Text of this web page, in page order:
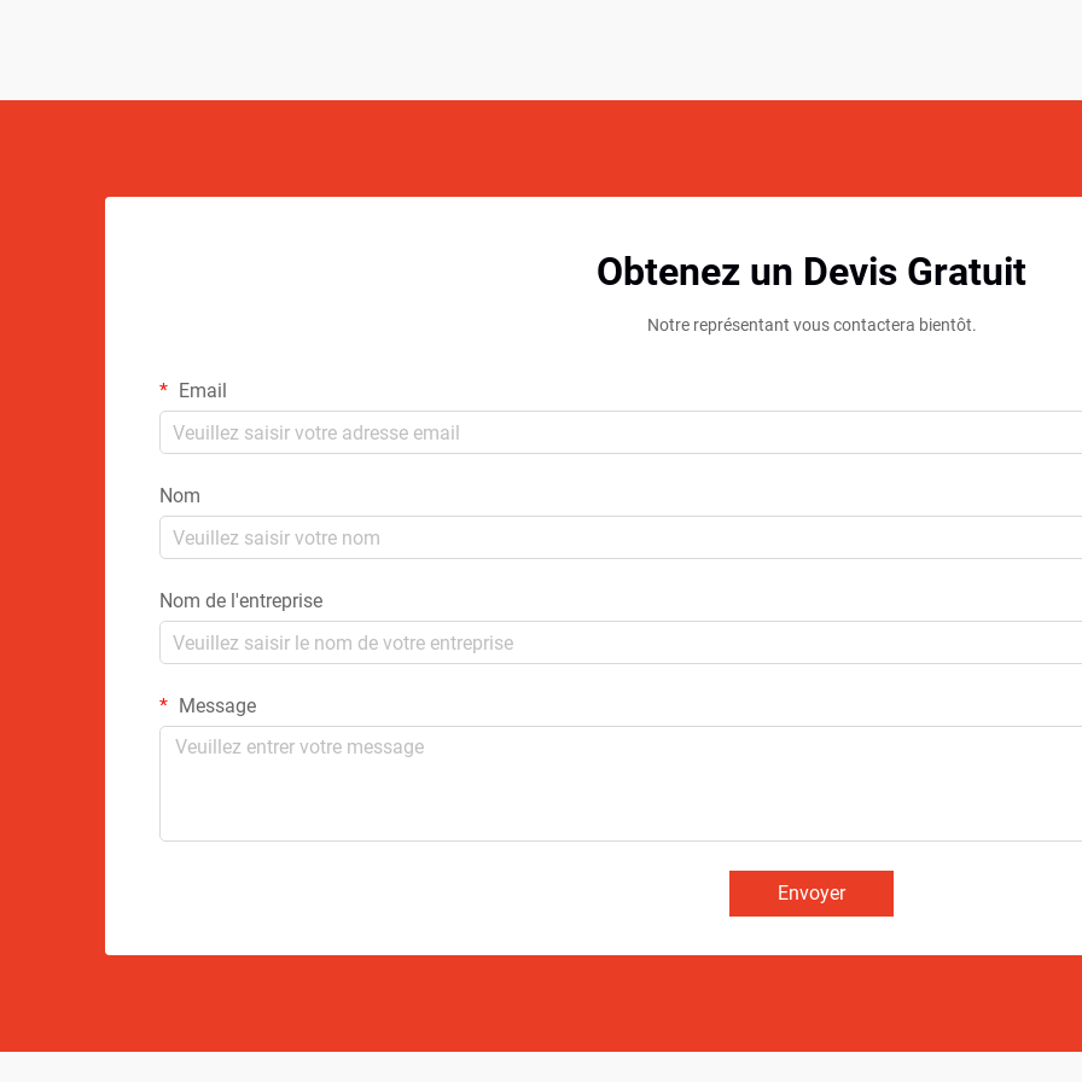
Obtenez un Devis Gratuit
Notre représentant vous contactera bientôt.
Email
Nom
Nom de l'entreprise
Message
Envoyer